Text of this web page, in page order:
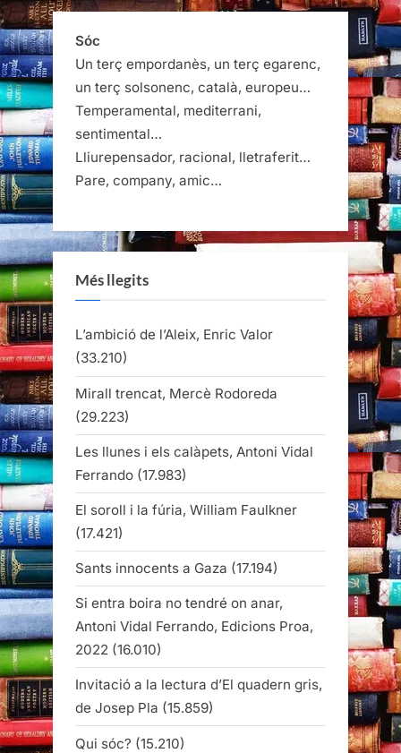
Sóc
Un terç empordanès, un terç egarenc,
un terç solsonenc, català, europeu…
Temperamental, mediterrani,
sentimental…
Lliurepensador, racional, lletraferit…
Pare, company, amic…
Més llegits
L’ambició de l’Aleix, Enric Valor
(33.210)
Mirall trencat, Mercè Rodoreda
(29.223)
Les llunes i els calàpets, Antoni Vidal
Ferrando (17.983)
El soroll i la fúria, William Faulkner
(17.421)
Sants innocents a Gaza (17.194)
Si entra boira no tendré on anar,
Antoni Vidal Ferrando, Edicions Proa,
2022 (16.010)
Invitació a la lectura d’El quadern gris,
de Josep Pla (15.859)
Qui sóc? (15.210)